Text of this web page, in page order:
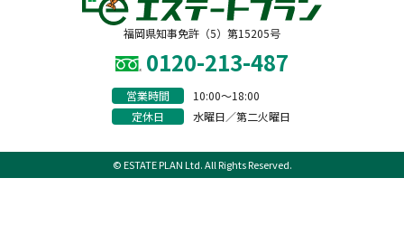
福岡県知事免許（5）第15205号
0120-213-487
営業時間
10:00〜18:00
定休日
水曜日／第二火曜日
© ESTATE PLAN Ltd. All Rights Reserved.